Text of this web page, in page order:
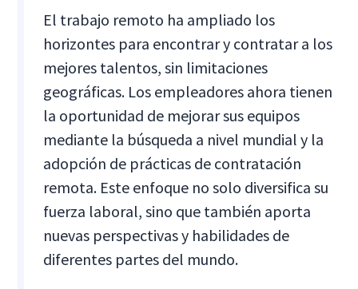
El trabajo remoto ha ampliado los
horizontes para encontrar y contratar a los
mejores talentos, sin limitaciones
geográficas. Los empleadores ahora tienen
la oportunidad de mejorar sus equipos
mediante la búsqueda a nivel mundial y la
adopción de prácticas de contratación
remota. Este enfoque no solo diversifica su
fuerza laboral, sino que también aporta
nuevas perspectivas y habilidades de
diferentes partes del mundo.